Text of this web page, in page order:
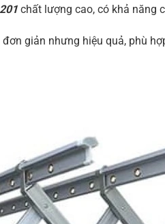
chất lượng cao, có khả năng
giản nhưng hiệu quả, phù